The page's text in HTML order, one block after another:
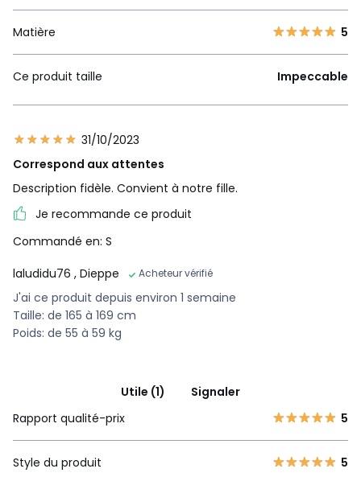
Matière 5
Ce produit taille Impeccable
31/10/2023
Correspond aux attentes
Description fidèle. Convient à notre fille.
Je recommande ce produit
Commandé en: S
laludidu76 , Dieppe Acheteur vérifié
J'ai ce produit depuis environ 1 semaine
Taille: de 165 à 169 cm
Poids: de 55 à 59 kg
Utile (1)
Signaler
Rapport qualité-prix
5
Style du produit 5